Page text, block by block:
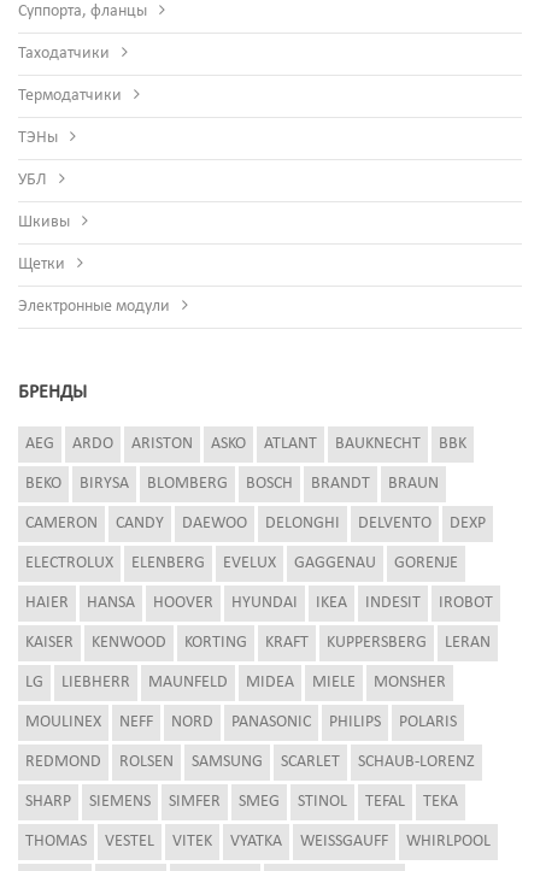
Суппорта, фланцы
Таходатчики
Термодатчики
ТЭНы
УБЛ
Шкивы
Щетки
Электронные модули
БРЕНДЫ
AEG ARDO ARISTON ASKO ATLANT BAUKNECHT BBK
BEKO BIRYSA BLOMBERG BOSCH BRANDT BRAUN
CAMERON CANDY DAEWOO DELONGHI DELVENTO DEXP
ELECTROLUX ELENBERG EVELUX GAGGENAU GORENJE
HAIER HANSA HOOVER HYUNDAI IKEA INDESIT IROBOT
KAISER KENWOOD KORTING KRAFT KUPPERSBERG LERAN
LG LIEBHERR MAUNFELD MIDEA MIELE MONSHER
MOULINEX NEFF NORD PANASONIC PHILIPS POLARIS
REDMOND ROLSEN SAMSUNG SCARLET SCHAUB-LORENZ
SHARP SIEMENS SIMFER SMEG STINOL TEFAL TEKA
THOMAS VESTEL VITEK VYATKA WEISSGAUFF WHIRLPOOL